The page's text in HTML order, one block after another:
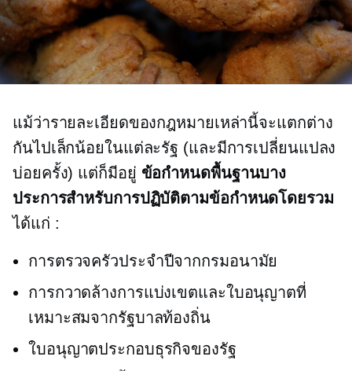
แม้ว่ารายละเอียดของกฎหมายเหล่านี้จะแตกต่าง
กันไปเล็กน้อยในแต่ละรัฐ (และมีการเปลี่ยนแปลง
บ่อยครั้ง) แต่ก็มีอยู่ ข้อกำหนดพื้นฐานบาง
ประการสำหรับการปฏิบัติตามข้อกำหนดโดยรวม
ได้แก่ :
การตรวจครัวประจำปีจากกรมอนามัย
การกวาดล้างการแบ่งเขตและใบอนุญาตที่
เหมาะสมจากรัฐบาลท้องถิ่น
ใบอนุญาตประกอบธุรกิจของรัฐ